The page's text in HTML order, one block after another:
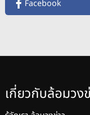
Facebook
เกี่ยวกับล้อมวง